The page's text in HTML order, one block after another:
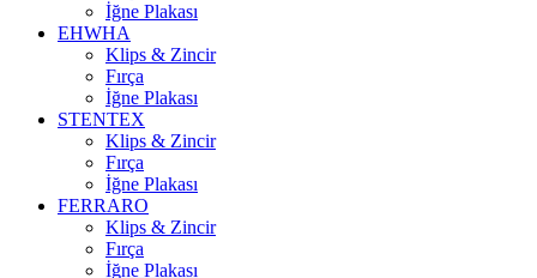
İğne Plakası
EHWHA
Klips & Zincir
Fırça
İğne Plakası
STENTEX
Klips & Zincir
Fırça
İğne Plakası
FERRARO
Klips & Zincir
Fırça
İğne Plakası